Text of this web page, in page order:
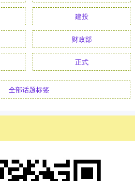
建投
财政部
正式
全部话题标签